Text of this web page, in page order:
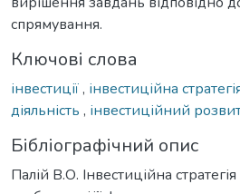
спрямування.
Ключові слова
інвестиції, інвестиційна
діяльність , інвестиційний
Бібліографічний опис
Палій В.О. Інвестиційна